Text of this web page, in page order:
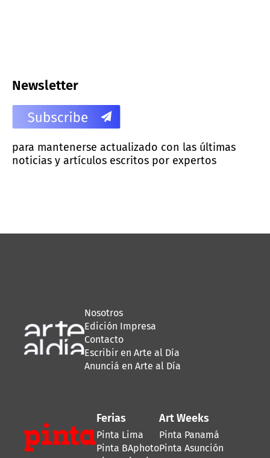
Newsletter
para mantenerse actualizado con las últimas
noticias y artículos escritos por expertos
Nosotros
Edición Impresa
Contacto
Escribir en Arte al Día
Anunciá en Arte al Día
Ferias
Pinta Lima
Pinta BAphoto
Art Weeks
Pinta Panamá
Pinta Asunción